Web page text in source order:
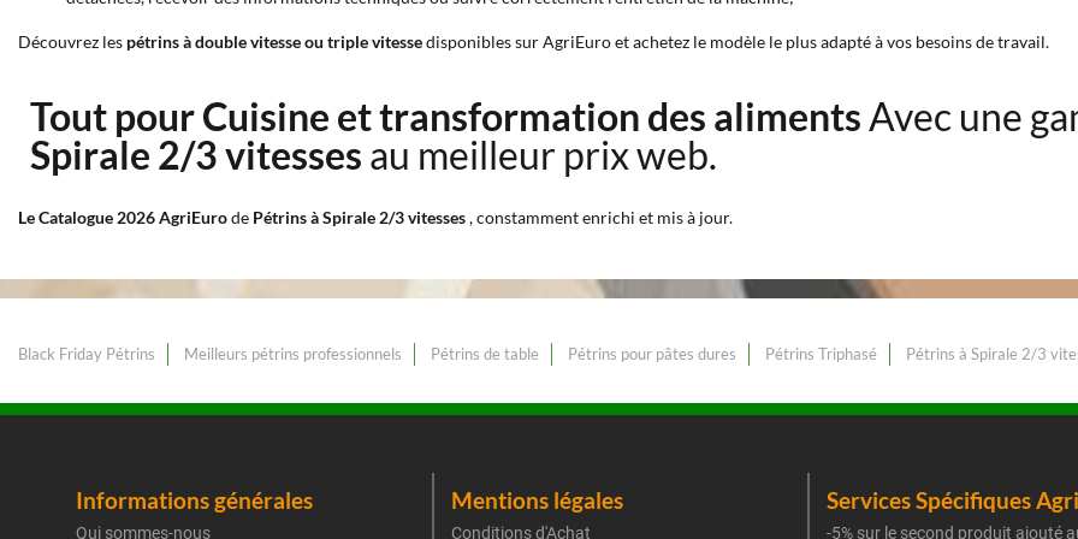
Découvrez les pétrins à double vitesse ou triple vitessedisponibles sur AgriEuro et achetez le modèle le plus adapté à vos besoins de travail.
Tout pour Cuisine et transformation des alimentsAvec une
Spirale 2/3 vitesses au meilleur prix web.
Le Catalogue 2026 AgriEurode Pétrins à Spirale 2/3 vitesses, constamment enrichi et mis à jour.
Black Friday Pétrins Meilleurs pétrins professionnels Pétrins de table Pétrins pour pâtes dures Pétrins Triphasé Pétrins à Spirale 2/3
Informations générales
Qui sommes-nous
Mentions légales
Conditions d'Achat
Services Spécifiques
-5% sur le second produit ajouté